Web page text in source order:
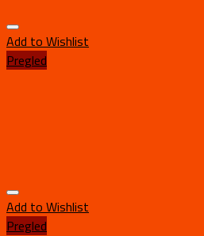
Add to Wishlist
Pregled
Add to Wishlist
Pregled